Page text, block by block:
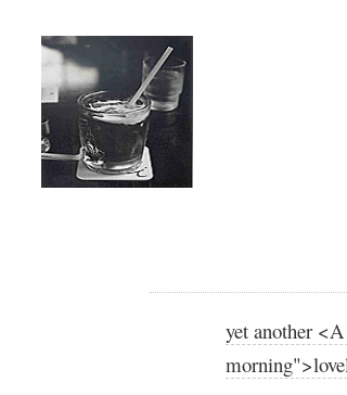
yet another